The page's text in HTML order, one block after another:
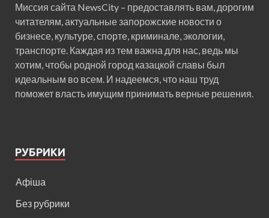
Миссия сайта NewsCity – предоставлять вам, дорогим
читателям, актуальные запорожские новости о
бизнесе, культуре, спорте, криминале, экологии,
транспорте. Каждая из тем важна для нас, ведь мы
хотим, чтобы родной город казацкой славы был
идеальным во всем. И надеемся, что наш труд
поможет власть имущим принимать верные решения.
РУБРИКИ
Афіша
Без рубрики